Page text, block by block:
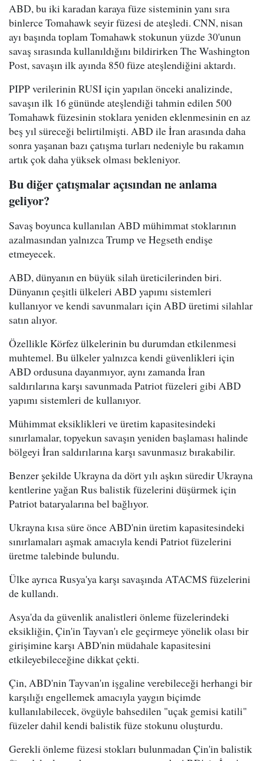
ABD, bu iki karadan karaya füze sisteminin yanı sıra
binlerce Tomahawk seyir füzesi de ateşledi. CNN, nisan
ayı başında toplam Tomahawk stokunun yüzde 30'unun
savaş sırasında kullanıldığını bildirirken The Washington
Post, savaşın ilk ayında 850 füze ateşlendiğini aktardı.
PIPP verilerinin RUSI için yapılan önceki analizinde,
savaşın ilk 16 gününde ateşlendiği tahmin edilen 500
Tomahawk füzesinin stoklara yeniden eklenmesinin en az
beş yıl süreceği belirtilmişti. ABD ile İran arasında daha
sonra yaşanan bazı çatışma turları nedeniyle bu rakamın
artık çok daha yüksek olması bekleniyor.
Bu diğer çatışmalar açısından ne anlama
geliyor?
Savaş boyunca kullanılan ABD mühimmat stoklarının
azalmasından yalnızca Trump ve Hegseth endişe
etmeyecek.
ABD, dünyanın en büyük silah üreticilerinden biri.
Dünyanın çeşitli ülkeleri ABD yapımı sistemleri
kullanıyor ve kendi savunmaları için ABD üretimi silahlar
satın alıyor.
Özellikle Körfez ülkelerinin bu durumdan etkilenmesi
muhtemel. Bu ülkeler yalnızca kendi güvenlikleri için
ABD ordusuna dayanmıyor, aynı zamanda İran
saldırılarına karşı savunmada Patriot füzeleri gibi ABD
yapımı sistemleri de kullanıyor.
Mühimmat eksiklikleri ve üretim kapasitesindeki
sınırlamalar, topyekun savaşın yeniden başlaması halinde
bölgeyi İran saldırılarına karşı savunmasız bırakabilir.
Benzer şekilde Ukrayna da dört yılı aşkın süredir Ukrayna
kentlerine yağan Rus balistik füzelerini düşürmek için
Patriot bataryalarına bel bağlıyor.
Ukrayna kısa süre önce ABD'nin üretim kapasitesindeki
sınırlamaları aşmak amacıyla kendi Patriot füzelerini
üretme talebinde bulundu.
Ülke ayrıca Rusya'ya karşı savaşında ATACMS füzelerini
de kullandı.
Asya'da da güvenlik analistleri önleme füzelerindeki
eksikliğin, Çin'in Tayvan'ı ele geçirmeye yönelik olası bir
girişimine karşı ABD'nin müdahale kapasitesini
etkileyebileceğine dikkat çekti.
Çin, ABD'nin Tayvan'ın işgaline verebileceği herhangi bir
karşılığı engellemek amacıyla yaygın biçimde
kullanılabilecek, övgüyle bahsedilen "uçak gemisi katili"
füzeler dahil kendi balistik füze stokunu oluşturdu.
Gerekli önleme füzesi stokları bulunmadan Çin'in balistik